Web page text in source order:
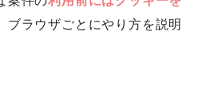
ブラウザごとにやり方を説明